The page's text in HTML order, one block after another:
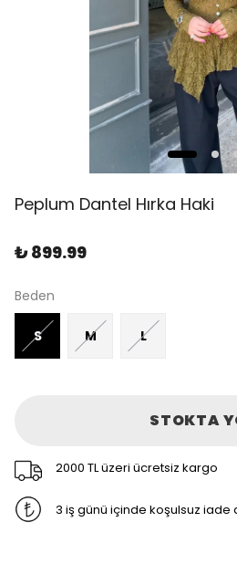
Peplum Dantel Hırka Haki
₺ 899.99
Beden
S M L
STOKTA
2000 TL üzeri ücretsiz kargo
3 iş günü içinde koşulsuz iade